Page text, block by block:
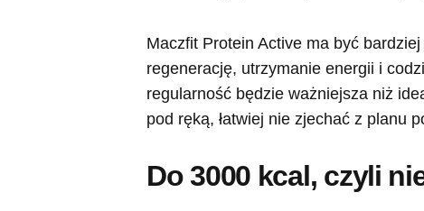
Maczfit Protein Active ma być
regenerację, utrzymanie energii i
regularność będzie ważniejsza niż
pod ręką, łatwiej nie zjechać z planu
Do 3000 kcal, czyli